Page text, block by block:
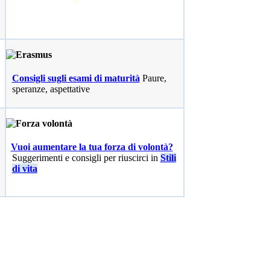
Consigli sugli esami di maturità Paure,
speranze, aspettative
Vuoi aumentare la tua forza di volontà?
Suggerimenti e consigli per riuscirci in Stili
di vita